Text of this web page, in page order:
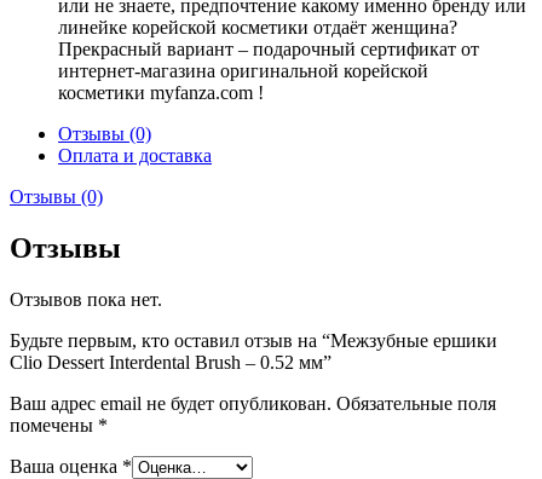
или не знаете, предпочтение какому именно бренду или
линейке корейской косметики отдаёт женщина?
Прекрасный вариант – подарочный сертификат от
интернет-магазина оригинальной корейской
косметики myfanza.com !
Отзывы (0)
Оплата и доставка
Отзывы (0)
Отзывы
Отзывов пока нет.
Будьте первым, кто оставил отзыв на “Межзубные ершики
Clio Dessert Interdental Brush – 0.52 мм”
Ваш адрес email не будет опубликован. Обязательные поля
помечены *
Ваша оценка *